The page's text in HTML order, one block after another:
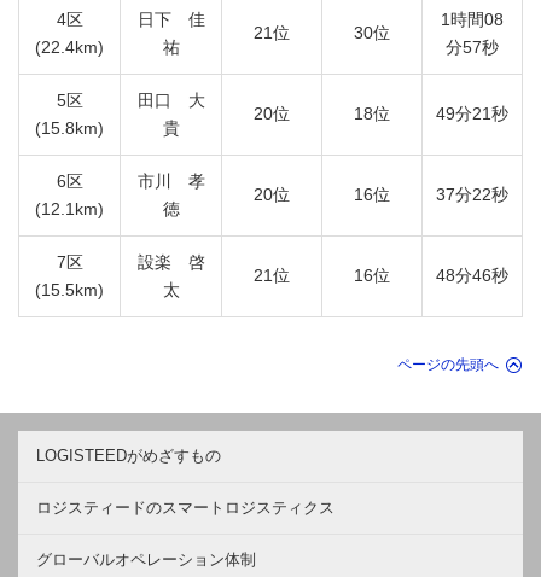
4区
(22.4km)
日下 佳
祐
21位 30位
1時間08
分57秒
5区
(15.8km)
田口 大
貴
20位 18位 49分21秒
6区
(12.1km)
市川 孝
徳
20位 16位 37分22秒
7区
(15.5km)
設楽 啓
太
21位 16位 48分46秒
ページの先頭へ
LOGISTEEDがめざすもの
ロジスティードのスマートロジスティクス
グローバルオペレーション体制